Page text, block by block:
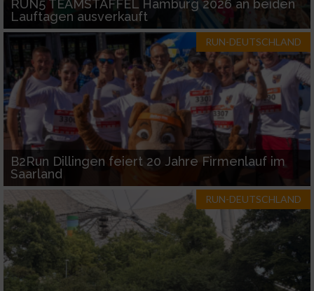
RUN5 TEAMSTAFFEL Hamburg 2026 an beiden
Lauftagen ausverkauft
RUN-DEUTSCHLAND
B2Run Dillingen feiert 20 Jahre Firmenlauf im
Saarland
RUN-DEUTSCHLAND